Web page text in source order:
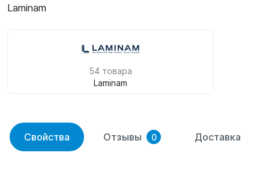
Laminam
54 товара
Laminam
Свойства Отзывы 0 Доставка